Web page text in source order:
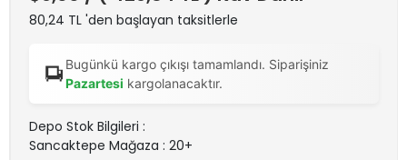
80,24 TL 'den başlayan taksitlerle
Bugünkü kargo çıkışı tamamlandı. Siparişiniz
Pazartesi kargolanacaktır.
Depo Stok Bilgileri :
Sancaktepe Mağaza : 20+